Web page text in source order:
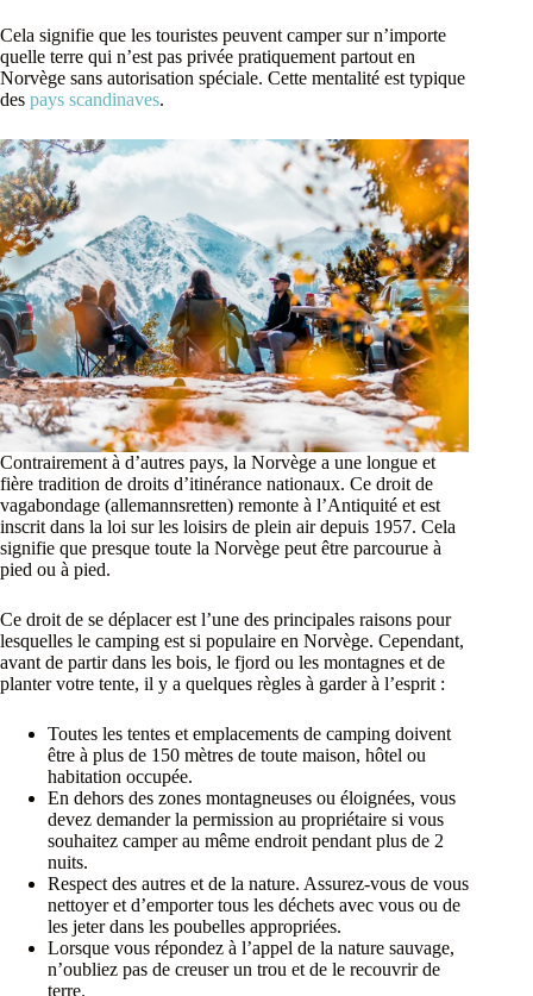
Cela signifie que les touristes peuvent camper sur n’importe
quelle terre qui n’est pas privée pratiquement partout en
Norvège sans autorisation spéciale. Cette mentalité est typique
des pays scandinaves.
Contrairement à d’autres pays, la Norvège a une longue et
fière tradition de droits d’itinérance nationaux. Ce droit de
vagabondage (allemannsretten) remonte à l’Antiquité et est
inscrit dans la loi sur les loisirs de plein air depuis 1957. Cela
signifie que presque toute la Norvège peut être parcourue à
pied ou à pied.
Ce droit de se déplacer est l’une des principales raisons pour
lesquelles le camping est si populaire en Norvège. Cependant,
avant de partir dans les bois, le fjord ou les montagnes et de
planter votre tente, il y a quelques règles à garder à l’esprit :
Toutes les tentes et emplacements de camping doivent
être à plus de 150 mètres de toute maison, hôtel ou
habitation occupée.
En dehors des zones montagneuses ou éloignées, vous
devez demander la permission au propriétaire si vous
souhaitez camper au même endroit pendant plus de 2
nuits.
Respect des autres et de la nature. Assurez-vous de vous
nettoyer et d’emporter tous les déchets avec vous ou de
les jeter dans les poubelles appropriées.
Lorsque vous répondez à l’appel de la nature sauvage,
n’oubliez pas de creuser un trou et de le recouvrir de
terre.